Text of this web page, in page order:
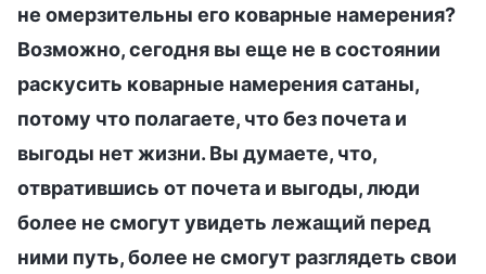
не омерзительны его коварные намерения?
Возможно, сегодня вы еще не в состоянии
раскусить коварные намерения сатаны,
потому что полагаете, что без почета и
выгоды нет жизни. Вы думаете, что,
отвратившись от почета и выгоды, люди
более не смогут увидеть лежащий перед
ними путь, более не смогут разглядеть свои